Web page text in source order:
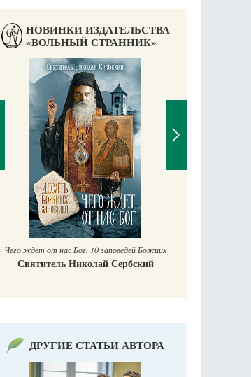
НОВИНКИ ИЗДАТЕЛЬСТВА
«ВОЛЬНЫЙ СТРАННИК»
Православный мальчик
Екатерина Баканова
ДРУГИЕ СТАТЬИ АВТОРА